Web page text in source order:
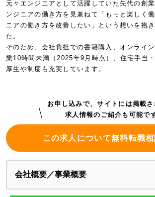
元々エンジニアとして活躍していた先代の創
ンジニアの働き方を見兼ねて「もっと楽しく
ニアの働き方を改善したい」という想いを抱
た。
そのため、会社負担での書籍購入、オンライ
業10時間未満（2025年9月時点）、住宅手当
厚生や制度も充実しています。
お申し込みで、サイトには掲載さ
求人情報のご紹介も可能で
この求人について無料転職
会社概要／事業概要